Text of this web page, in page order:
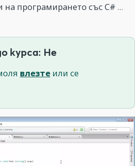
на програмирането със C#
курса: Не
влезте или се